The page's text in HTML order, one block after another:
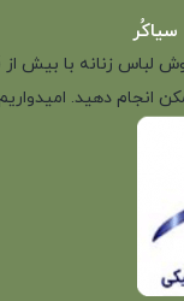
سیاکُر
انجام دهید.